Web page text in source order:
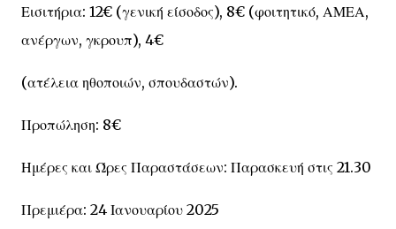
Εισιτήρια: 12€ (γενική είσοδος), 8€ (φοιτητικό, ΑΜΕΑ,
ανέργων, γκρουπ), 4€
(ατέλεια ηθοποιών, σπουδαστών).
Προπώληση: 8€
Ημέρες και Ώρες Παραστάσεων: Παρασκευή στις 21.30
Πρεμιέρα: 24 Ιανουαρίου 2025